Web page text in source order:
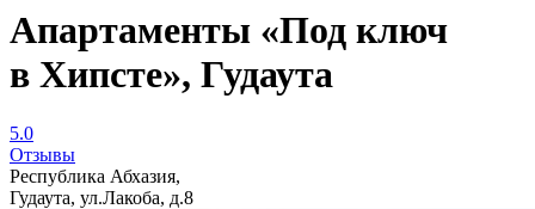
Апартаменты «Под ключ
в Хипсте», Гудаута
5.0
Отзывы
Республика Абхазия,
Гудаута, ул.Лакоба, д.8